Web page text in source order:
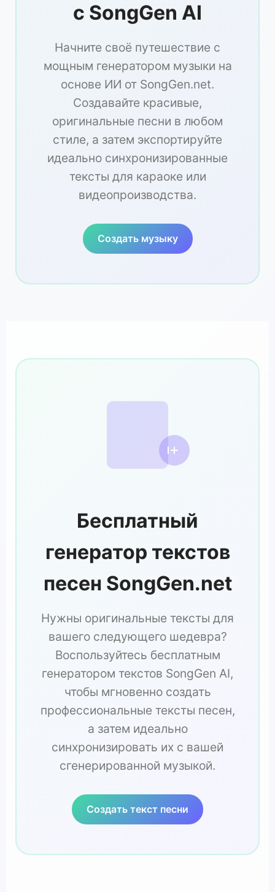
с SongGen AI
Начните своё путешествие с
мощным генератором музыки на
основе ИИ от SongGen.net.
Создавайте красивые,
оригинальные песни в любом
стиле, а затем экспортируйте
идеально синхронизированные
тексты для караоке или
видеопроизводства.
Создать музыку
Бесплатный
генератор текстов
песен SongGen.net
Нужны оригинальные тексты для
вашего следующего шедевра?
Воспользуйтесь бесплатным
генератором текстов SongGen AI,
чтобы мгновенно создать
профессиональные тексты песен,
а затем идеально
синхронизировать их с вашей
сгенерированной музыкой.
Создать текст песни